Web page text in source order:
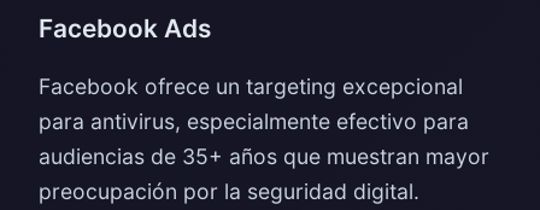
Facebook Ads
Facebook ofrece un targeting excepcional
para antivirus, especialmente efectivo para
audiencias de 35+ años que muestran mayor
preocupación por la seguridad digital.